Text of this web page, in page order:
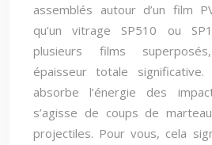
assemblés autour d’un film
qu’un vitrage SP510 ou
plusieurs films
épaisseur totale
absorbe l’énergie des
s’agisse de coups de
projectiles. Pour vous, cela